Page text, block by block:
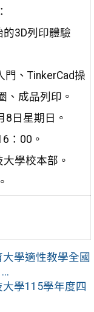
3D列印體驗
門、TinkerCad操
、成品列印。
8日星期日。
：00。
學校本部。
學適性教學全國
學115學年度四